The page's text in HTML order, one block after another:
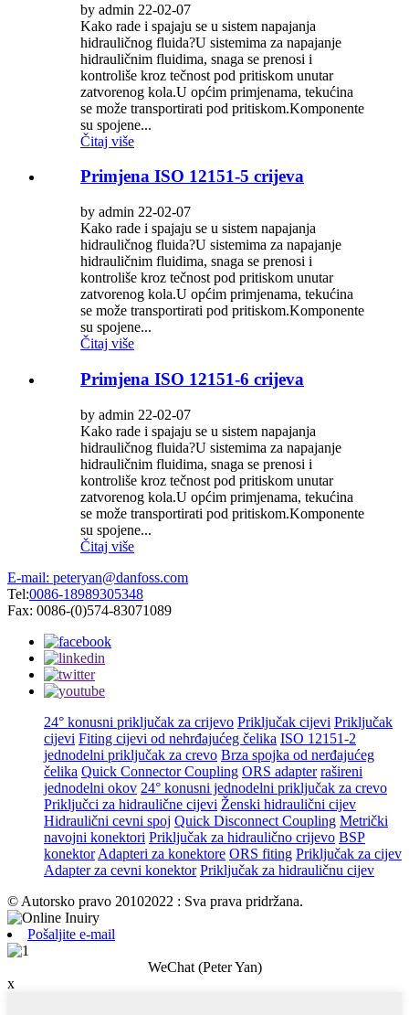
by admin 22-02-07
Kako rade i spajaju se u sistem napajanja
hidrauličnog fluida?U sistemima za napajanje
hidrauličnim fluidima, snaga se prenosi i
kontroliše kroz tečnost pod pritiskom unutar
zatvorenog kola.U općim primjenama, tekućina
se može transportirati pod pritiskom.Komponente
su spojene...
Čitaj više
Primjena ISO 12151-5 crijeva
by admin 22-02-07
Kako rade i spajaju se u sistem napajanja
hidrauličnog fluida?U sistemima za napajanje
hidrauličnim fluidima, snaga se prenosi i
kontroliše kroz tečnost pod pritiskom unutar
zatvorenog kola.U općim primjenama, tekućina
se može transportirati pod pritiskom.Komponente
su spojene...
Čitaj više
Primjena ISO 12151-6 crijeva
by admin 22-02-07
Kako rade i spajaju se u sistem napajanja
hidrauličnog fluida?U sistemima za napajanje
hidrauličnim fluidima, snaga se prenosi i
kontroliše kroz tečnost pod pritiskom unutar
zatvorenog kola.U općim primjenama, tekućina
se može transportirati pod pritiskom.Komponente
su spojene...
Čitaj više
E-mail: peteryan@danfoss.com
Tel:0086-18989305348
Fax: 0086-(0)574-83071089
24° konusni priključak za crijevo Priključak cijevi Priključak
cijevi Fiting cijevi od nehrđajućeg čelika ISO 12151-2
jednodelni priključak za crevo Brza spojka od nerđajućeg
čelika Quick Connector Coupling ORS adapter rašireni
jednodelni okov 24° konusni jednodelni priključak za crevo
Priključci za hidraulične cijevi Ženski hidraulični cijev
Hidraulični cevni spoj Quick Disconnect Coupling Metrički
navojni konektori Priključak za hidraulično crijevo BSP
konektor Adapteri za konektore ORS fiting Priključak za cijev
Adapter za cevni konektor Priključak za hidrauličnu cijev
© Autorsko pravo 20102022 : Sva prava pridržana.
Pošaljite e-mail
WeChat (Peter Yan)
x